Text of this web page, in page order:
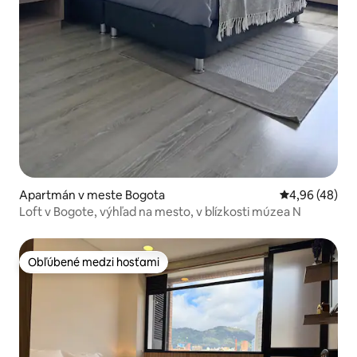
Apartmán v meste Bogota Priemerné
4,96 (48)
Loft v Bogote, výhľad na mesto, v blízkosti múzea N
Obľúbené medzi hosťami
Obľúbené medzi hosťami